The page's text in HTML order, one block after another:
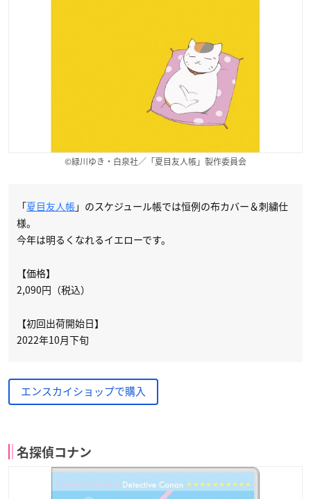
©緑川ゆき・白泉社／「夏目友人帳」製作委員会
「夏目友人帳」のスケジュール帳では恒例の布カバー＆刺繍仕
様。
今年は明るくなれるイエローです。
【価格】
2,090円（税込）
【初回出荷開始日】
2022年10月下旬
エンスカイショップで購入
名探偵コナン